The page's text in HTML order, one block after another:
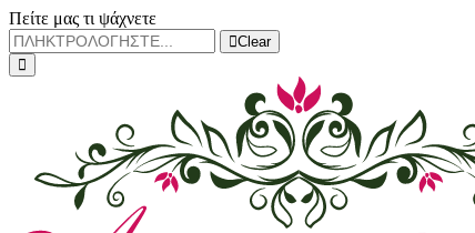
Πείτε μας τι ψάχνετε
Clear